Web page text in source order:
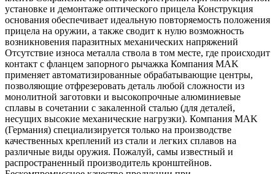
установке и демонтаже оптического прицела Конструкция
основания обеспечивает идеальную повторяемость положения
прицела на оружии, а также сводит к нулю возможность
возникновения паразитных механических напряжений
Отсутствие износа металла ствола в том месте, где происходит
контакт с фланцем запорного рычажка Компания MAK
применяет автоматизированные обрабатывающие центры,
позволяющие отфрезеровать деталь любой сложности из
монолитной заготовки и высокопрочные алюминиевые
сплавы в сочетании с закаленной сталью (для деталей,
несущих высокие механические нагрузки). Компания MAK
(Германия) специализируется только на производстве
качественных креплений из стали и легких сплавов на
различные виды оружия. Пожалуй, самы известный и
распространенный производитель кронштейнов.